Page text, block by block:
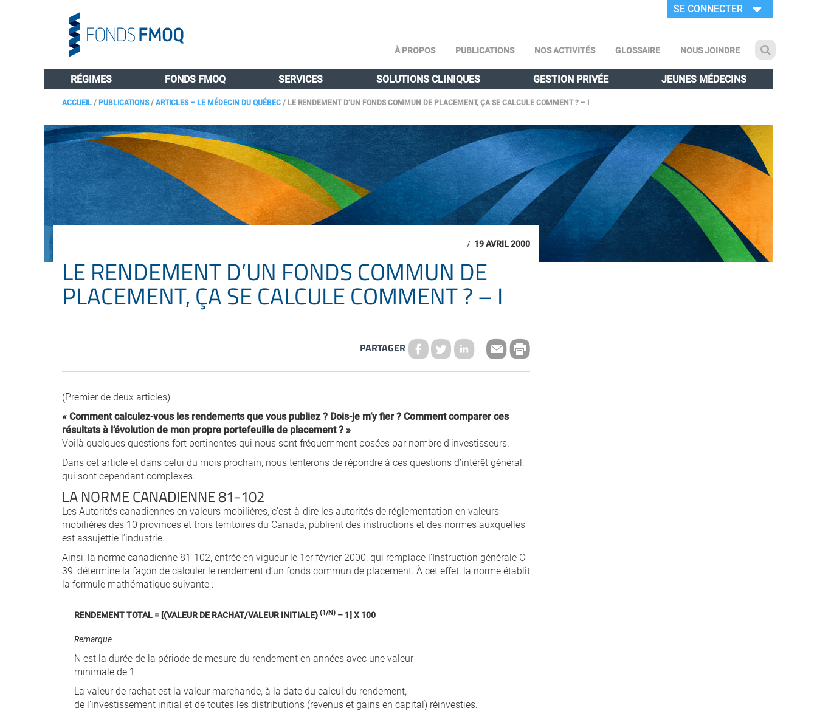
SE CONNECTER
À PROPOS PUBLICATIONS NOS ACTIVITÉS GLOSSAIRE NOUS JOINDRE
RÉGIMES FONDS FMOQ SERVICES SOLUTIONS CLINIQUES GESTION PRIVÉE JEUNES MÉDECINS
ACCUEIL/PUBLICATIONS/ARTICLES – LE MÉDECIN DU QUÉBEC/ LE RENDEMENT D’UN FONDS COMMUN DE PLACEMENT, ÇA SE CALCULE COMMENT ? – I
/ 19 AVRIL 2000
LE RENDEMENT D’UN FONDS COMMUN DE
PLACEMENT, ÇA SE CALCULE COMMENT ? – I
PARTAGER
(Premier de deux articles)
« Comment calculez-vous les rendements que vous publiez ? Dois-je m’y fier ? Comment comparer ces
résultats à l’évolution de mon propre portefeuille de placement ? »
Voilà quelques questions fort pertinentes qui nous sont fréquemment posées par nombre d’investisseurs.
Dans cet article et dans celui du mois prochain, nous tenterons de répondre à ces questions d’intérêt général,
qui sont cependant complexes.
LA NORME CANADIENNE 81-102
Les Autorités canadiennes en valeurs mobilières, c’est-à-dire les autorités de réglementation en valeurs
mobilières des 10 provinces et trois territoires du Canada, publient des instructions et des normes auxquelles
est assujettie l’industrie.
Ainsi, la norme canadienne 81-102, entrée en vigueur le 1er février 2000, qui remplace l’Instruction générale C-
39, détermine la façon de calculer le rendement d’un fonds commun de placement. À cet effet, la norme établit
la formule mathématique suivante :
RENDEMENT TOTAL = [(VALEUR DE RACHAT/VALEUR INITIALE) (1/N) – 1] X 100
Remarque
N est la durée de la période de mesure du rendement en années avec une valeur
minimale de 1.
La valeur de rachat est la valeur marchande, à la date du calcul du rendement,
de l’investissement initial et de toutes les distributions (revenus et gains en capital) réinvesties.